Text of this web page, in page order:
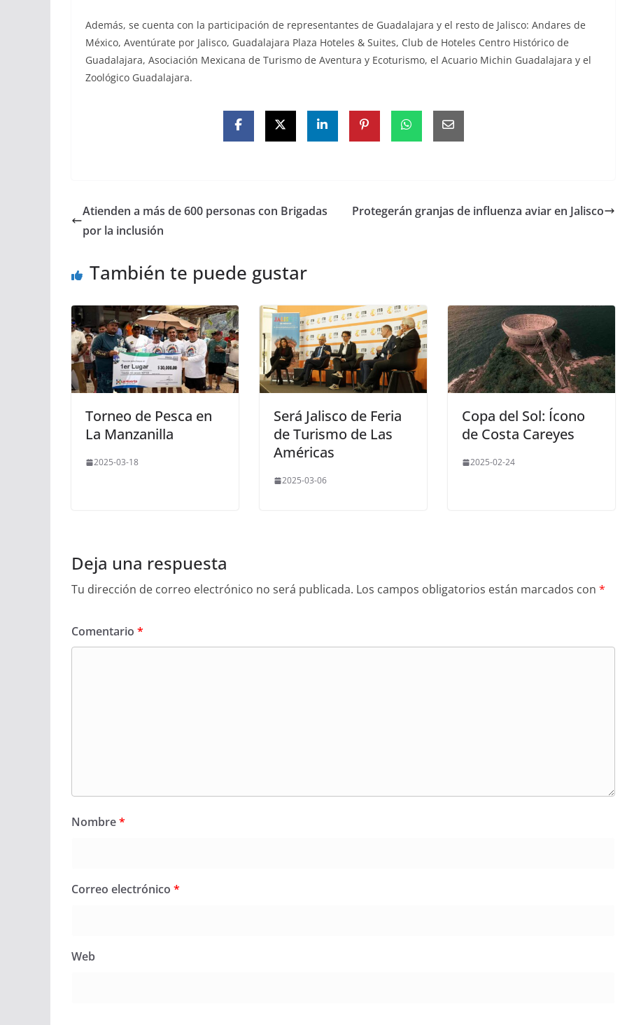
Además, se cuenta con la participación de representantes de Guadalajara y el resto de Jalisco: Andares de
México, Aventúrate por Jalisco, Guadalajara Plaza Hoteles & Suites, Club de Hoteles Centro Histórico de
Guadalajara, Asociación Mexicana de Turismo de Aventura y Ecoturismo, el Acuario Michin Guadalajara y el
Zoológico Guadalajara.
Atienden a más de 600 personas con Brigadas
por la inclusión
Protegerán granjas de influenza aviar en Jalisco
También te puede gustar
Torneo de Pesca en
La Manzanilla
2025-03-18
Será Jalisco de Feria
de Turismo de Las
Américas
2025-03-06
Copa del Sol: Ícono
de Costa Careyes
2025-02-24
Deja una respuesta
Tu dirección de correo electrónico no será publicada. Los campos obligatorios están marcados con *
Comentario *
Nombre*
Correo electrónico *
Web